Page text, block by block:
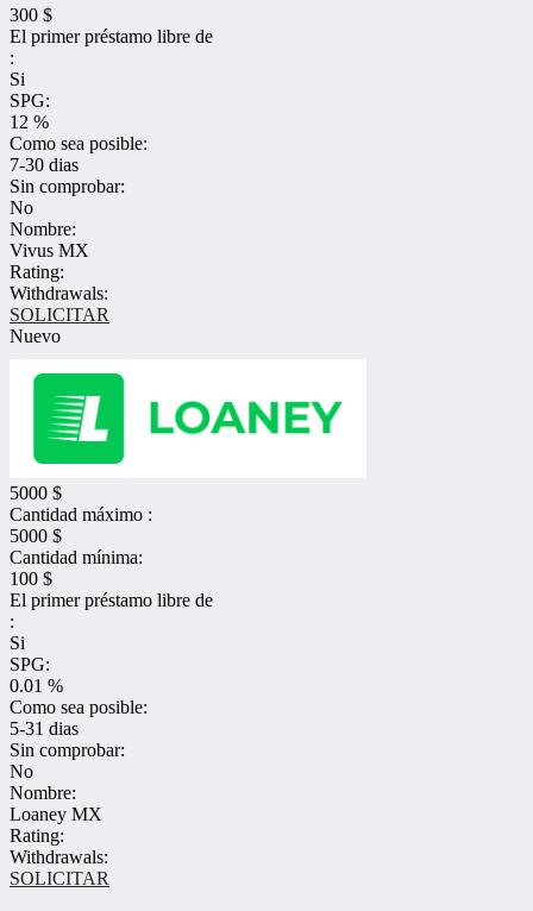
300 $
El primer préstamo libre de
:
Si
SPG:
12 %
Como sea posible:
7-30 dias
Sin comprobar:
No
Nombre:
Vivus MX
Rating:
Withdrawals:
SOLICITAR
Nuevo
5000 $
Cantidad máximo :
5000 $
Cantidad mínima:
100 $
El primer préstamo libre de
:
Si
SPG:
0.01 %
Como sea posible:
5-31 dias
Sin comprobar:
No
Nombre:
Loaney MX
Rating:
Withdrawals:
SOLICITAR